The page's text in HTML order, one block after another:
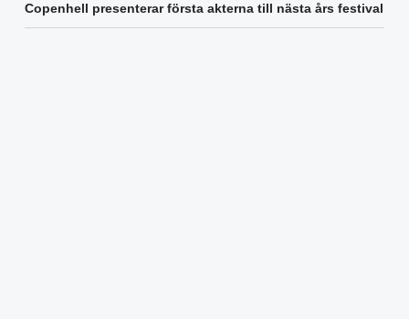
Copenhell presenterar första akterna till nästa års festival